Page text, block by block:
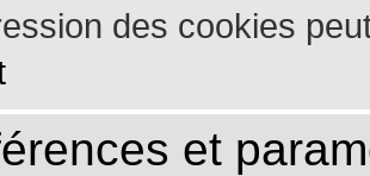
des cookies
et